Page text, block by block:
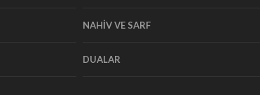
NAHİV VE SARF
DUALAR